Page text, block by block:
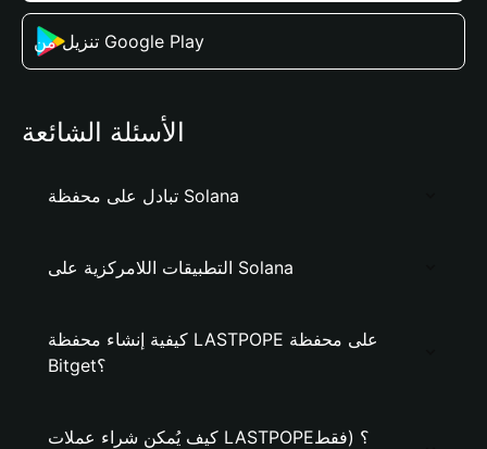
تنزيل من Google Play
الأسئلة الشائعة
تبادل على محفظة Solana
التطبيقات اللامركزية على Solana
كيفية إنشاء محفظة LASTPOPE على محفظة
Bitget؟
كيف يُمكن شراء عملات LASTPOPE؟ (فقط